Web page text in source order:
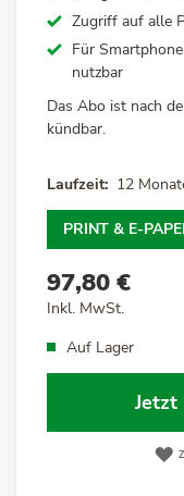
Zugriff auf alle
Für
nutzbar
Das Abo ist nach
kündbar.
Laufzeit 12
PRINT & E-
97,80 €
Inkl. MwSt.
Auf Lager
Jetzt